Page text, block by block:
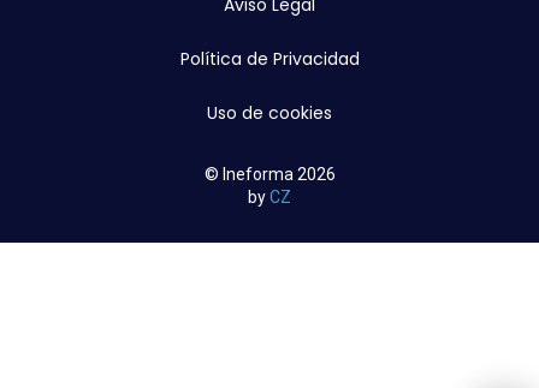
Política de Privacidad
Uso de cookies
© Ineforma 2026
byCZ